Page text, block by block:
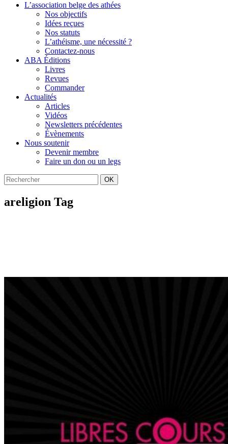
L’association belge des athées
Nos objectifs
Idées reçues
Nos statuts
L’athéisme, une nécessité ?
Contactez-nous
ABA Éditions
Livres
Revues
Commander
Actualités
Articles
Vidéos
Newsletters précédentes
Évènements
Nous soutenir
Devenir membre
Faire un don ou un legs
OK
areligion Tag